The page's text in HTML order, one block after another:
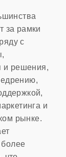
за рамки
с
и решения,
и
рынке.